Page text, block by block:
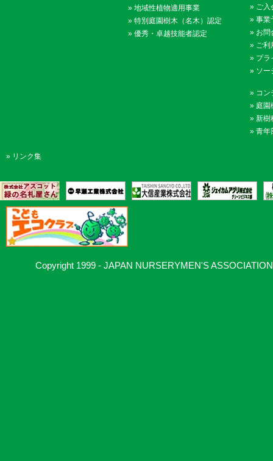
» 地域性植物適用事業
» 特別庭園樹木（名木）認定
» 優秀・卓越技能者認定
» ご入
» 事業
» お問
» ご利
» プラ
» ソー
» コン
» 庭園
» 新樹
» 青年
» リンク集
Copyright 1999 - JAPAN NURSERYMEN'S